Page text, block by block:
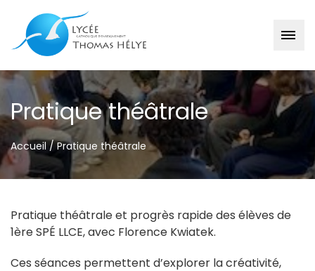
Passer
contenu
Pratique théâtrale
Accueil /Pratique théâtrale
Pratique théâtrale et progrès rapide des élèves de
1ère SPÉ LLCE, avec Florence Kwiatek.
Ces séances permettent d’explorer la créativité,